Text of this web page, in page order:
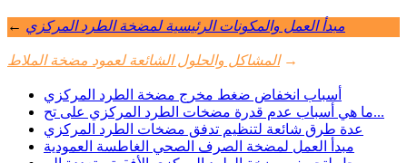
← مبدأ العمل والمكونات الرئيسية لمضخة الطرد المركزي
المشاكل والحلول الشائعة لعمود مضخة الملاط →
أسباب انخفاض ضغط مخرج مضخة الطرد المركزي
ما هي أسباب عدم قدرة مضخات الطرد المركزي على تح...
عدة طرق شائعة لتنظيم تدفق مضخات الطرد المركزي
مبدأ العمل لمضخة الصرف الصحي الغاطسة العمودية